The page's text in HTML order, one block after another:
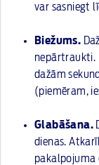
var sasniegt
Biežums.
nepārtraukti.
dažām
(piemēram,
Glabāšana.
dienas.
pakalpojuma